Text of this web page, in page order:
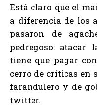
Está claro que el
a diferencia de los
pasaron de
pedregoso: atacar
tiene que pagar
cerro de críticas en
farandulero y de
twitter.